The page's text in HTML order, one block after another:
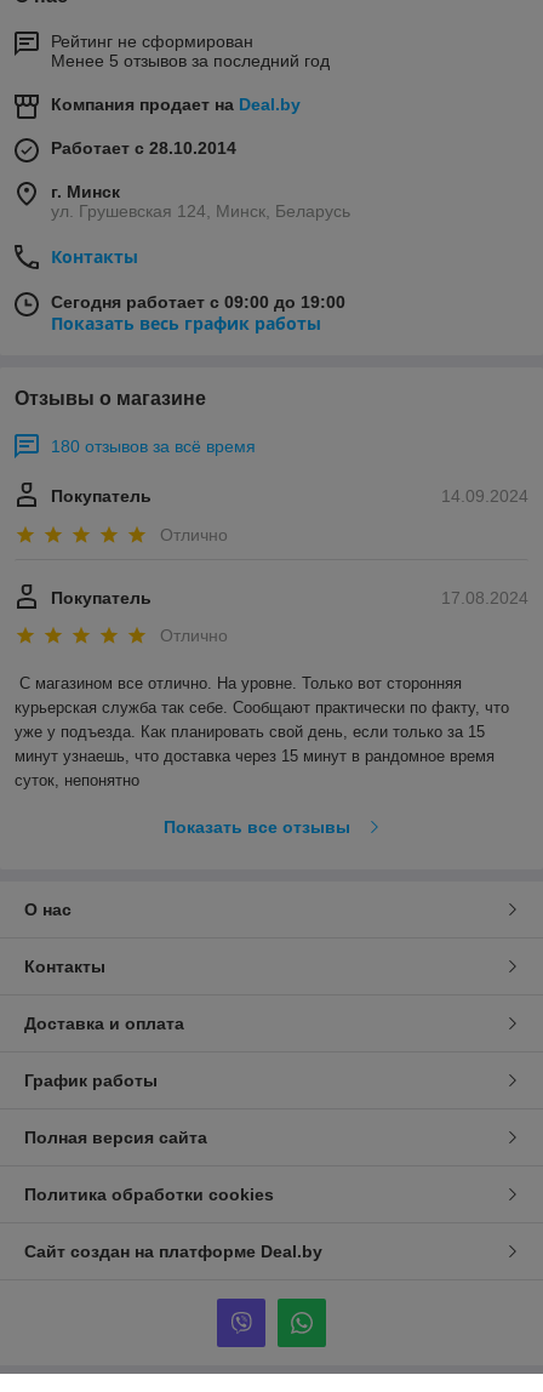
Рейтинг не сформирован
Менее 5 отзывов за последний год
Компания продает на Deal.by
Работает с 28.10.2014
г. Минск
ул. Грушевская 124, Минск, Беларусь
Контакты
Сегодня работает с 09:00 до 19:00
Показать весь график работы
Отзывы о магазине
180 отзывов за всё время
14.09.2024
Покупатель
Отлично
17.08.2024
Покупатель
Отлично
С магазином все отлично. На уровне. Только вот сторонняя
курьерская служба так себе. Сообщают практически по факту, что
уже у подъезда. Как планировать свой день, если только за 15
минут узнаешь, что доставка через 15 минут в рандомное время
суток, непонятно
Показать все отзывы
О нас
Контакты
Доставка и оплата
График работы
Полная версия сайта
Политика обработки cookies
Сайт создан на платформе Deal.by